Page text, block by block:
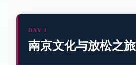
DAY 1
南京文化与放松之旅